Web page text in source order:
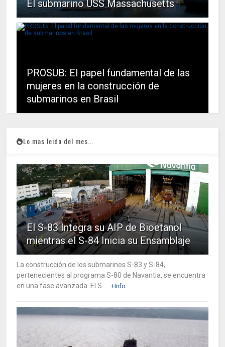
El submarino USS Massachusetts
PROSUB: El papel fundamental de las
mujeres en la construcción de
submarinos en Brasil
Lo mas leido del mes...
1
El S-83 Integra su AIP de Bioetanol
mientras el S-84 Inicia su Ensamblaje
La construcción de los submarinos S-83 y S-84,
pertenecientes al programa S-80 de Navantia, se encuentra
en una fase avanzada. El S-...
+Info